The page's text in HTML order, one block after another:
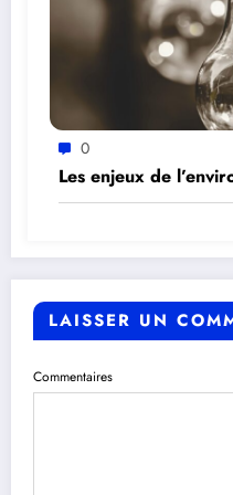
0
Les enjeux de
LAISSER UN
Commentaires